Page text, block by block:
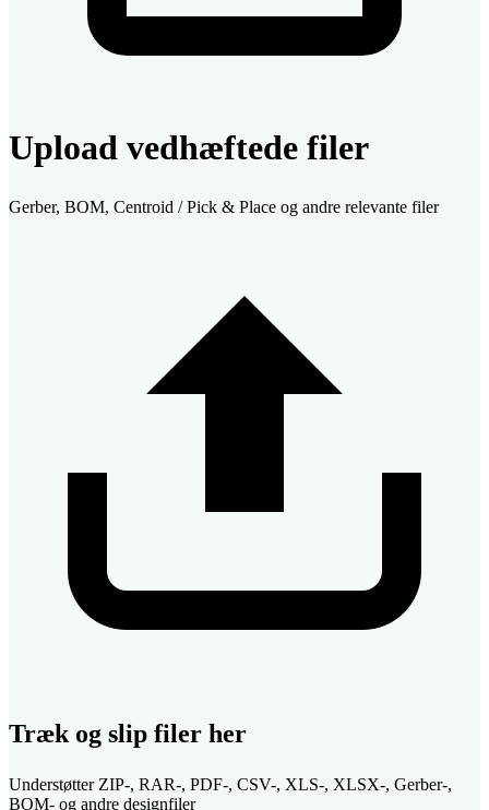
Upload vedhæftede filer
Gerber, BOM, Centroid / Pick & Place og andre relevante filer
Træk og slip filer her
Understøtter ZIP-, RAR-, PDF-, CSV-, XLS-, XLSX-, Gerber-,
BOM- og andre designfiler